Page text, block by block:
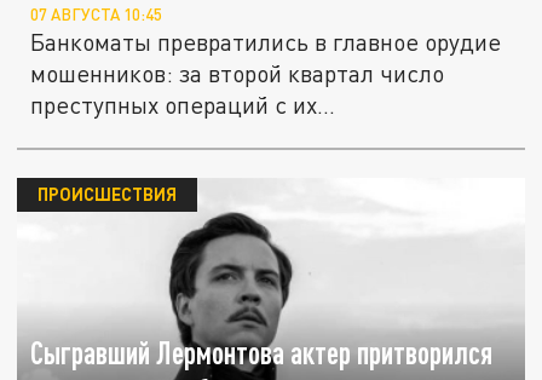
07 АВГУСТА 10:45
Банкоматы превратились в главное орудие
мошенников: за второй квартал число
преступных операций с их...
Сыгравший Лермонтова актер притворился
ПРОИСШЕСТВИЯ